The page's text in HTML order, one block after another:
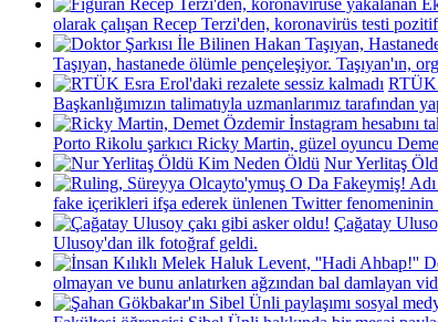
olarak çalışan Recep Terzi'den, koronavirüs testi
Taşıyan, hastanede ölümle pençeleşiyor. Taşıyan'ın,
RTÜK
Başkanlığımızın talimatıyla uzmanlarımız tarafından
Porto Rikolu şarkıcı Ricky Martin, güzel oyuncu
Nur Yerlitaş
fake içerikleri ifşa ederek ünlenen Twitter fenomeninin
Çağatay
Ulusoy'dan ilk fotoğraf geldi.
olmayan ve bunu anlatırken ağzından bal damlayan